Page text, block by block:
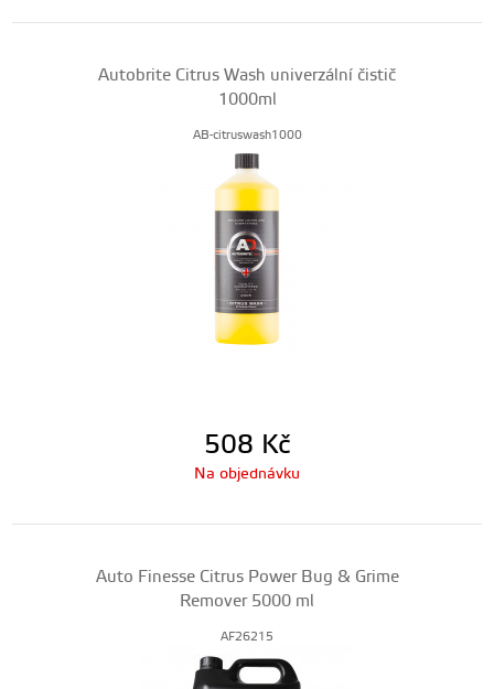
Autobrite Citrus Wash univerzální čistič
1000ml
AB-citruswash1000
508 Kč
Na objednávku
Auto Finesse Citrus Power Bug & Grime
Remover 5000 ml
AF26215